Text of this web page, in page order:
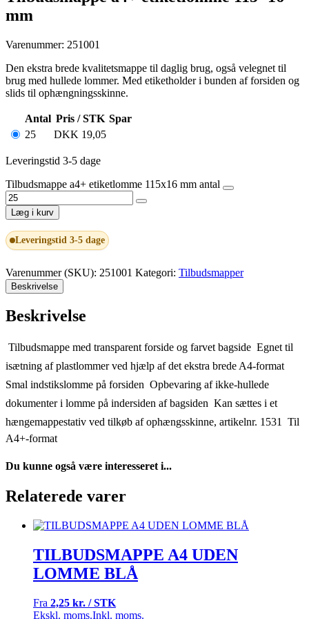
mm
Varenummer: 251001
Den ekstra brede kvalitetsmappe til daglig brug, også velegnet til
brug med hullede lommer. Med etiketholder i bunden af forsiden og
slids til ophængningsskinne.
Antal Pris / STK Spar
25
DKK 19,05
Leveringstid 3-5 dage
Tilbudsmappe a4+ etiketlomme 115x16 mm antal
Læg i kurv
Leveringstid 3-5 dage
Varenummer (SKU): 251001 Kategori: Tilbudsmapper
Beskrivelse
Beskrivelse
 Tilbudsmappe med transparent forside og farvet bagside  Egnet til
isætning af plastlommer ved hjælp af det ekstra brede A4-format 
Smal indstikslomme på forsiden  Opbevaring af ikke-hullede
dokumenter i lomme på indersiden af bagsiden  Kan sættes i et
hængemappestativ ved tilkøb af ophængsskinne, artikelnr. 1531  Til
A4+-format
Du kunne også være interesseret i...
Relaterede varer
TILBUDSMAPPE A4 UDEN
LOMME BLÅ
Fra 2,25 kr. / STK
Ekskl. moms.Inkl. moms.